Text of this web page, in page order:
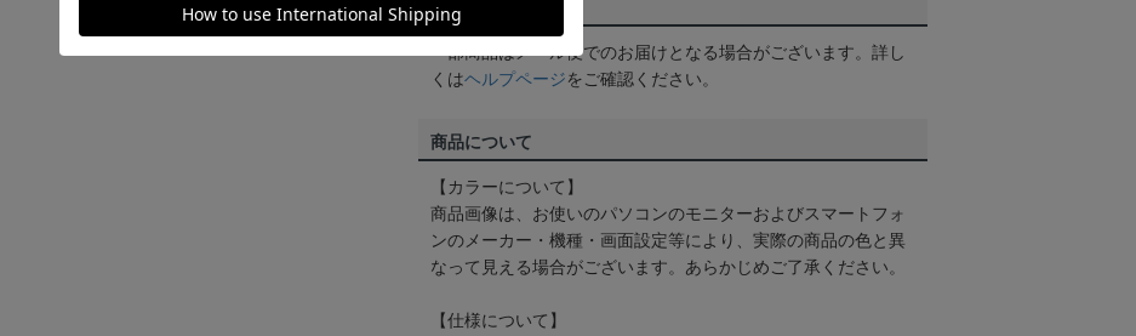
配送方法について
一部商品はメール便でのお届けとなる場合がございます。詳し
くはヘルプページをご確認ください。
商品について
【カラーについて】
商品画像は、お使いのパソコンのモニターおよびスマートフォ
ンのメーカー・機種・画面設定等により、実際の商品の色と異
なって見える場合がございます。あらかじめご了承ください。
【仕様について】